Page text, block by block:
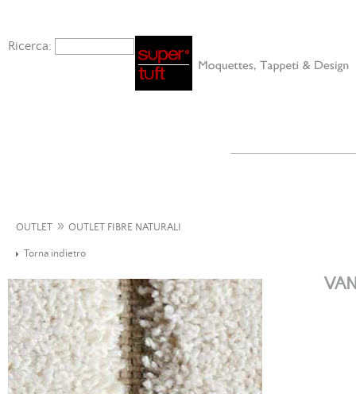
Ricerca:
OUTLET » OUTLET FIBRE NATURALI
Torna indietro